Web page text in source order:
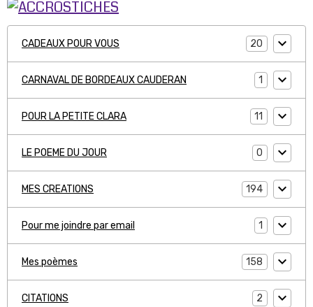
CADEAUX POUR VOUS 20
CARNAVAL DE BORDEAUX CAUDERAN 1
POUR LA PETITE CLARA 11
LE POEME DU JOUR 0
MES CREATIONS 194
Pour me joindre par email 1
Mes poèmes 158
CITATIONS 2